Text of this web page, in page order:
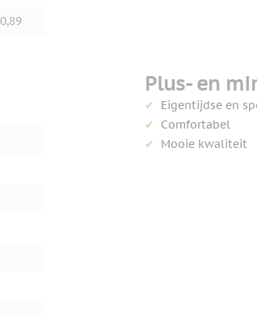
Plus- en
Eigentijdse en
Comfortabel
Mooie kwaliteit